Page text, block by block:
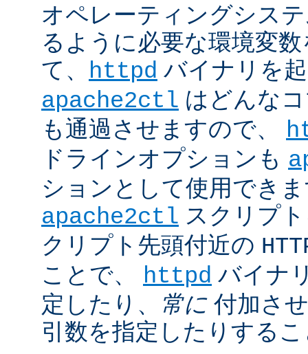
オペレーティングシス
るように必要な環境変
て、 httpd バイナリを
apache2ctl はどんな
も通過させますので、
ドラインオプションも
ションとして使用でき
apache2ctl スクリプ
クリプト先頭付近の
ことで、 httpd バイナ
定したり、
常に 付加さ
引数を指定したりする